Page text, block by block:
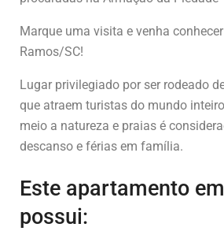
Marque uma visita e venha
Ramos/SC!
Lugar privilegiado por ser rodeado
que atraem turistas do mundo
meio a natureza e praias é
descanso e férias em família.
Este apartamento
possui: